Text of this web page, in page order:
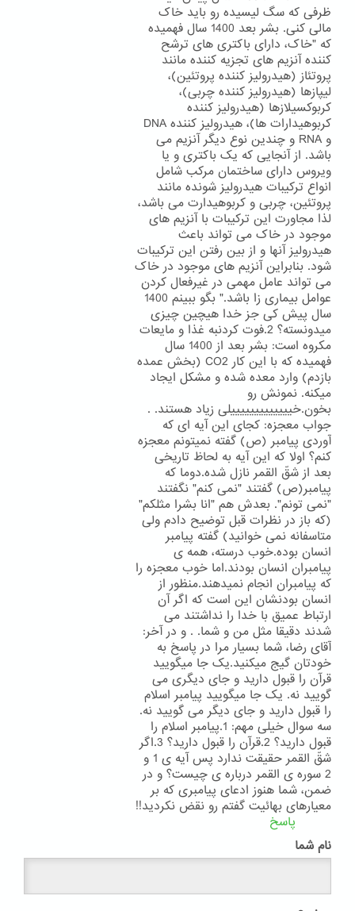
ظرفی که سگ لیسیده رو باید خاک
مالی کنی. بشر بعد 1400 سال فهمیده
که "خاک، دارای باکتری های ترشح
کننده آنزیم های تجزیه کننده مانند
پروتئاز (هیدرولیز کننده پروتئین)،
لیپازها (هیدرولیز کننده چربی)،
کربوکسیلازها (هیدرولیز کننده
کربوهیدارات ها)، هیدرولیز کننده DNA
و RNA و چندین نوع دیگر آنزیم می
باشد. از آنجایی که یک باکتری و یا
ویروس دارای ساختمان مرکب شامل
انواع ترکیبات هیدرولیز شونده مانند
پروتئین، چربی و کربوهیدارت می باشد،
لذا مجاورت این ترکیبات با آنزیم های
موجود در خاک می تواند باعث
هیدرولیز آنها و از بین رفتن این ترکیبات
شود. بنابراین آنزیم های موجود در خاک
می تواند عامل مهمی در غیرفعال کردن
عوامل بیماری زا باشد." بگو ببینم 1400
سال پیش کی جز خدا هیچین چیزی
میدونسته؟ 2.فوت کردنبه غذا و مایعات
مکروه است: بشر بعد از 1400 سال
فهمیده که با این کار CO2 (بخش عمده
بازدم) وارد معده شده و مشکل ایجاد
میکنه. نمونش رو
بخون.خیییییییییییییلی زیاد هستند. .
جواب معجزه: کجای این آیه ای که
آوردی پیامبر (ص) گفته نمیتونم معجزه
کنم؟ اولا که این آیه به لحاظ تاریخی
بعد از شقّ القمر نازل شده.دوما که
پیامبر(ص) گفتند "نمی کنم" نگفتند
"نمی تونم". بعدش هم "انا بشرا مثلکم"
(که باز در نظرات قبل توضیح دادم ولی
متاسفانه نمی خوانید) گفته پیامبر
انسان بوده.خوب درسته، همه ی
پیامبران انسان بودند.اما خوب معجزه را
که پیامبران انجام نمیدهند.منظور از
انسان بودنشان این است که اگر آن
ارتباط عمیق با خدا را نداشتند می
شدند دقیقا مثل من و شما. . و در آخر:
آقای رضا، شما بسیار مرا در پاسخ به
خودتان گیج میکنید.یک جا میگویید
قرآن را قبول دارید و جای دیگری می
گویید نه. یک جا میگویید پیامبر اسلام
را قبول دارید و جای دیگر می گویید نه.
سه سوال خیلی مهم: 1.پیامبر اسلام را
قبول دارید؟ 2.قرآن را قبول دارید؟ 3.اگر
شقّ القمر حقیقت ندارد پس آیه ی 1 و
2 سوره ی القمر درباره ی چیست؟ و در
ضمن، شما هنوز ادعای پیامبری که بر
معیارهای بهائیت گفتم رو نقض نکردید!!
پاسخ
نام شما